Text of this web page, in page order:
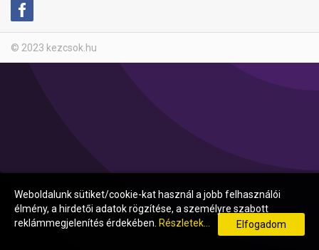
© 2023 kezcsok.hu
Weboldalunk sütiket/cookie-kat használ a jobb felhasználói
élmény, a hirdetői adatok rögzítése, a személyre szabott
reklámmegjelenítés érdekében. Részletek... Elfogadom